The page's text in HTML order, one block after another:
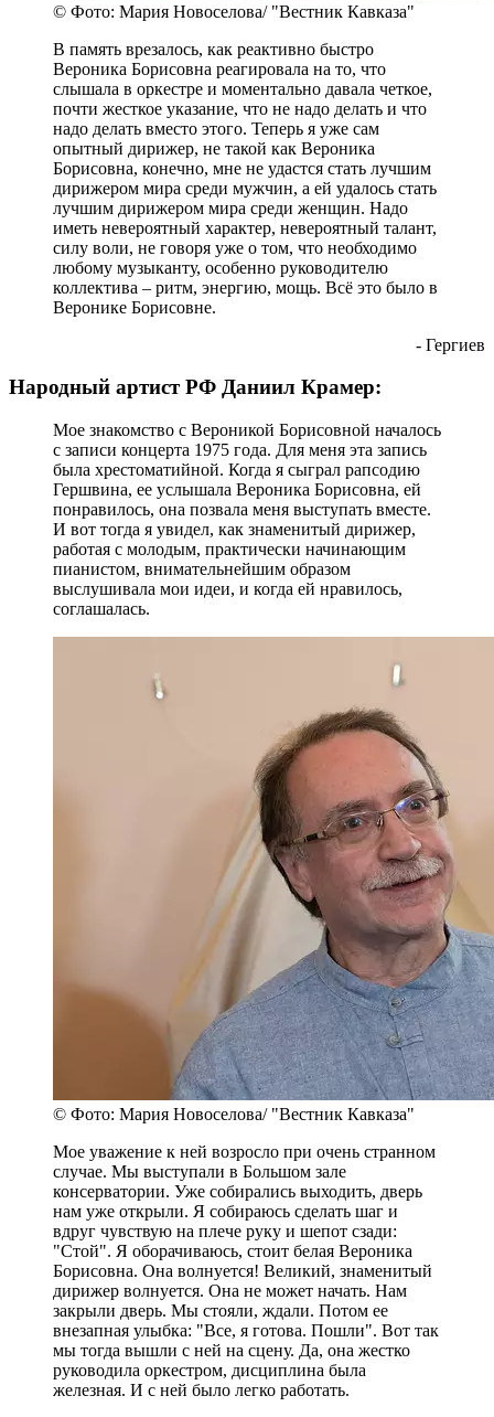
© Фото: Мария Новоселова/ "Вестник Кавказа"
В память врезалось, как реактивно быстро
Вероника Борисовна реагировала на то, что
слышала в оркестре и моментально давала четкое,
почти жесткое указание, что не надо делать и что
надо делать вместо этого. Теперь я уже сам
опытный дирижер, не такой как Вероника
Борисовна, конечно, мне не удастся стать лучшим
дирижером мира среди мужчин, а ей удалось стать
лучшим дирижером мира среди женщин. Надо
иметь невероятный характер, невероятный талант,
силу воли, не говоря уже о том, что необходимо
любому музыканту, особенно руководителю
коллектива – ритм, энергию, мощь. Всё это было в
Веронике Борисовне.
- Гергиев
Народный артист РФ Даниил Крамер:
Мое знакомство с Вероникой Борисовной началось
с записи концерта 1975 года. Для меня эта запись
была хрестоматийной. Когда я сыграл рапсодию
Гершвина, ее услышала Вероника Борисовна, ей
понравилось, она позвала меня выступать вместе.
И вот тогда я увидел, как знаменитый дирижер,
работая с молодым, практически начинающим
пианистом, внимательнейшим образом
выслушивала мои идеи, и когда ей нравилось,
соглашалась.
© Фото: Мария Новоселова/ "Вестник Кавказа"
Мое уважение к ней возросло при очень странном
случае. Мы выступали в Большом зале
консерватории. Уже собирались выходить, дверь
нам уже открыли. Я собираюсь сделать шаг и
вдруг чувствую на плече руку и шепот сзади:
"Стой". Я оборачиваюсь, стоит белая Вероника
Борисовна. Она волнуется! Великий, знаменитый
дирижер волнуется. Она не может начать. Нам
закрыли дверь. Мы стояли, ждали. Потом ее
внезапная улыбка: "Все, я готова. Пошли". Вот так
мы тогда вышли с ней на сцену. Да, она жестко
руководила оркестром, дисциплина была
железная. И с ней было легко работать.